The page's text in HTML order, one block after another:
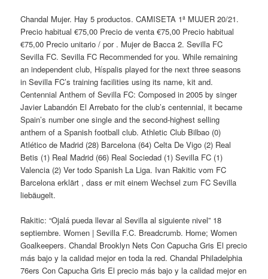
Chandal Mujer. Hay 5 productos. CAMISETA 1ª MUJER 20/21.
Precio habitual €75,00 Precio de venta €75,00 Precio habitual
€75,00 Precio unitario / por . Mujer de Bacca 2. Sevilla FC
Sevilla FC. Sevilla FC Recommended for you. While remaining
an independent club, Híspalis played for the next three seasons
in Sevilla FC’s training facilities using its name, kit and.
Centennial Anthem of Sevilla FC: Composed in 2005 by singer
Javier Labandón El Arrebato for the club’s centennial, it became
Spain’s number one single and the second-highest selling
anthem of a Spanish football club. Athletic Club Bilbao (0)
Atlético de Madrid (28) Barcelona (64) Celta De Vigo (2) Real
Betis (1) Real Madrid (66) Real Sociedad (1) Sevilla FC (1)
Valencia (2) Ver todo Spanish La Liga. Ivan Rakitic vom FC
Barcelona erklärt , dass er mit einem Wechsel zum FC Sevilla
liebäugelt.
Rakitic: “Ojalá pueda llevar al Sevilla al siguiente nivel” 18
septiembre. Women | Sevilla F.C. Breadcrumb. Home; Women
Goalkeepers. Chandal Brooklyn Nets Con Capucha Gris El precio
más bajo y la calidad mejor en toda la red. Chandal Philadelphia
76ers Con Capucha Gris El precio más bajo y la calidad mejor en